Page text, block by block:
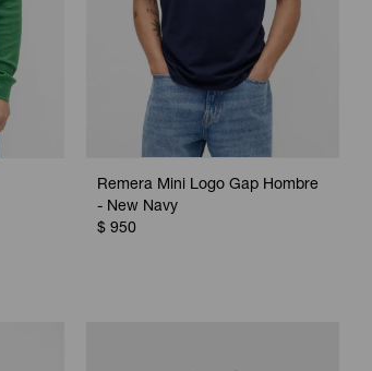
Remera Mini Logo Gap Hombre
- New Navy
$ 950